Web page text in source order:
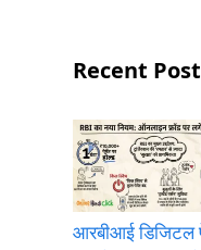
Recent
आरबीआई